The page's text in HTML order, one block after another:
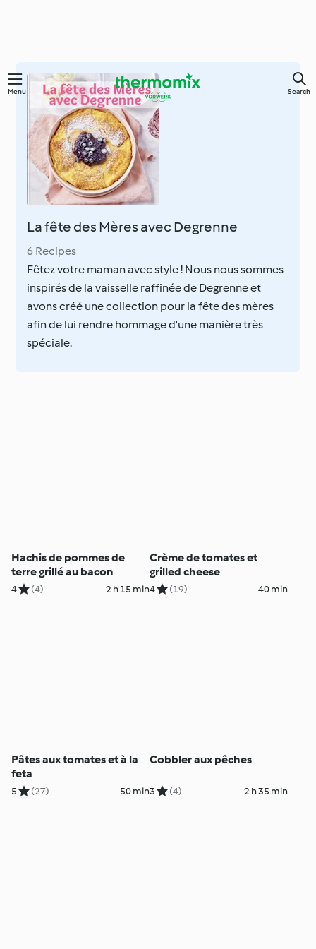
Skip
content
Menu Search
La fête des Mères avec Degrenne
6 Recipes
Fêtez votre maman avec style ! Nous nous sommes
inspirés de la vaisselle raffinée de Degrenne et
avons créé une collection pour la fête des mères
afin de lui rendre hommage d'une manière très
spéciale.
Hachis de pommes de
terre grillé au bacon
4 (4) 2 h 15 min
Crème de tomates et
grilled cheese
4 (19) 40 min
Pâtes aux tomates et à la
feta
5 (27) 50 min
Cobbler aux pêches
3 (4) 2 h 35 min